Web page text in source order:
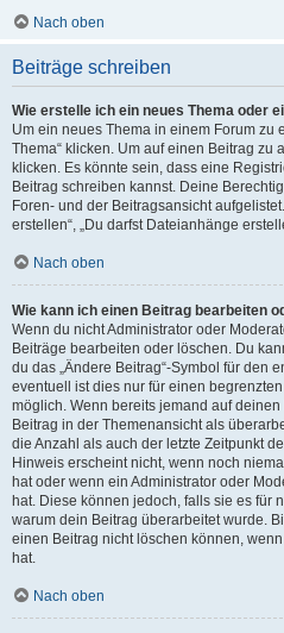
Nach oben
Beiträge schreiben
Wie erstelle ich ein neues Thema oder
Um ein neues Thema in einem Forum zu
Thema“ klicken. Um auf einen Beitrag zu
klicken. Es könnte sein, dass eine
Beitrag schreiben kannst. Deine
Foren- und der Beitragsansicht
erstellen“, „Du darfst Dateianhänge
Nach oben
Wie kann ich einen Beitrag bearbeiten
Wenn du nicht Administrator oder
Beiträge bearbeiten oder löschen. Du
du das „Ändere Beitrag“-Symbol für den
eventuell ist dies nur für einen
möglich. Wenn bereits jemand auf
Beitrag in der Themenansicht als
die Anzahl als auch der letzte Zeitpunkt
Hinweis erscheint nicht, wenn noch
hat oder wenn ein Administrator oder
hat. Diese können jedoch, falls sie es für
warum dein Beitrag überarbeitet wurde.
einen Beitrag nicht löschen können,
hat.
Nach oben